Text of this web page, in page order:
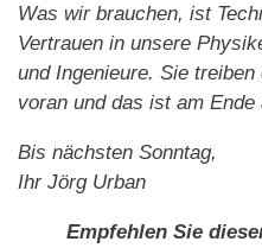
Was wir brauchen, ist
Vertrauen in unsere
und Ingenieure. Sie
voran und das ist am
Bis nächsten Sonntag,
Ihr Jörg Urban
Empfehlen Sie